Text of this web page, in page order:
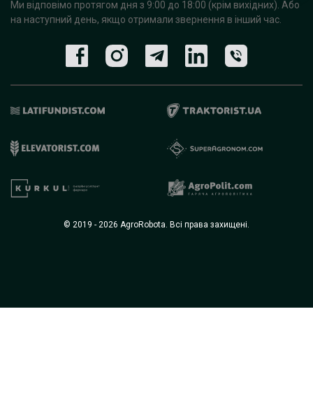
Ми відповімо протягом дня з 9:00 до 18:00 (крім вихідних). Або
на наступний день, якщо отримали звернення в інший час.
© 2019 - 2026 AgroRobota. Всі права захищені.